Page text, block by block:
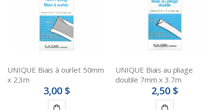
UNIQUE Biais à ourlet 50mm
x 2.3m
3,00 $
UNIQUE Biais au pliage
double 7mm x 3.7m
2,50 $